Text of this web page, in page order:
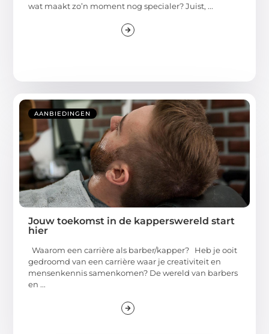
wat maakt zo’n moment nog specialer? Juist, ...
AANBIEDINGEN
Jouw toekomst in de kapperswereld start
hier
Waarom een carrière als barber/kapper? Heb je ooit
gedroomd van een carrière waar je creativiteit en
mensenkennis samenkomen? De wereld van barbers
en ...